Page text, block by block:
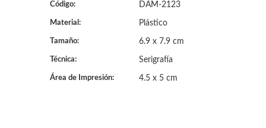
Código: DAM-2123
Material: Plástico
Tamaño: 6.9 x 7.9 cm
Técnica: Serigrafía
Área de Impresión: 4.5 x 5 cm